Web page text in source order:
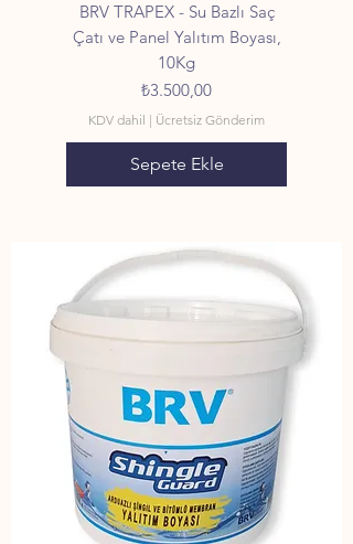
BRV TRAPEX - Su Bazlı Saç
Çatı ve Panel Yalıtım Boyası,
10Kg
Fiyat
₺3.500,00
KDV dahil | Ücretsiz Gönderim
Sepete Ekle